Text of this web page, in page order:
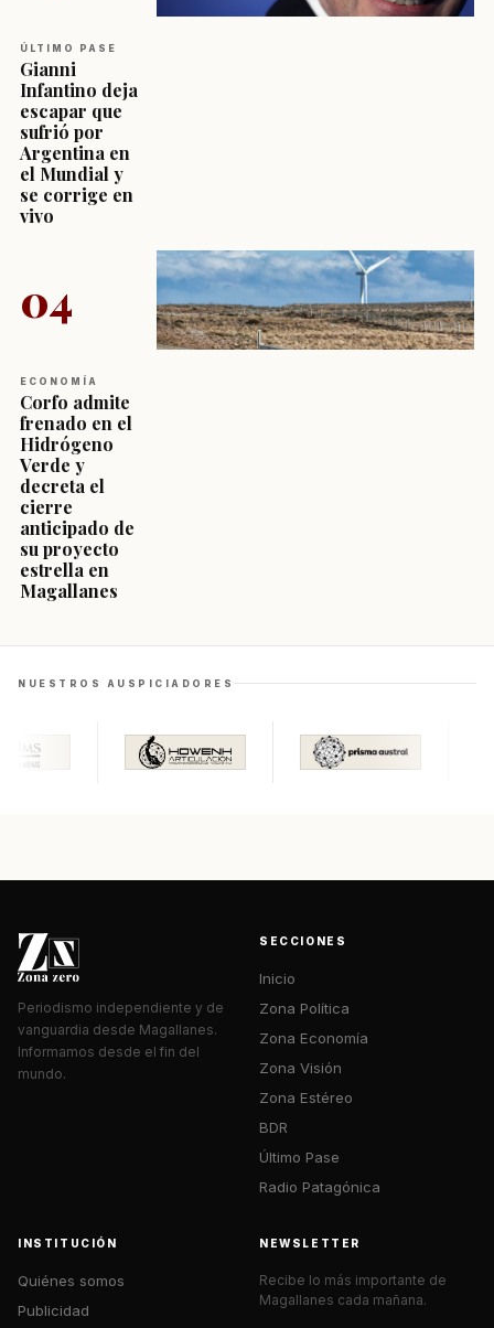
ÚLTIMO PASE
Gianni
Infantino deja
escapar que
sufrió por
Argentina en
el Mundial y
se corrige en
vivo
04
ECONOMÍA
Corfo admite
frenado en el
Hidrógeno
Verde y
decreta el
cierre
anticipado de
su proyecto
estrella en
Magallanes
NUESTROS AUSPICIADORES
Periodismo independiente y de
vanguardia desde Magallanes.
Informamos desde el fin del
mundo.
SECCIONES
Inicio
Zona Política
Zona Economía
Zona Visión
Zona Estéreo
BDR
Último Pase
Radio Patagónica
INSTITUCIÓN
Quiénes somos
Publicidad
NEWSLETTER
Recibe lo más importante de
Magallanes cada mañana.